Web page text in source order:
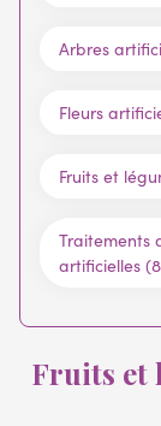
Arbres
Fleurs
Fruits et
Traitements
artificielles
Fruits et